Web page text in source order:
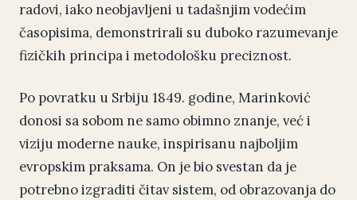
radovi, iako neobjavljeni u tadašnjim vodećim
časopisima, demonstrirali su duboko razumevanje
fizičkih principa i metodološku preciznost.
Po povratku u Srbiju 1849. godine, Marinković
donosi sa sobom ne samo obimno znanje, već i
viziju moderne nauke, inspirisanu najboljim
evropskim praksama. On je bio svestan da je
potrebno izgraditi čitav sistem, od obrazovanja do